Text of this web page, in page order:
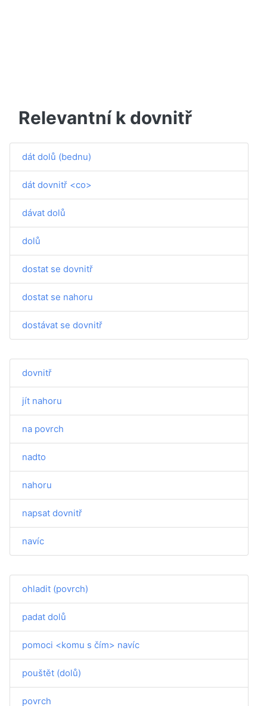
Relevantní k dovnitř
dát dolů (bednu)
dát dovnitř <co>
dávat dolů
dolů
dostat se dovnitř
dostat se nahoru
dostávat se dovnitř
dovnitř
jít nahoru
na povrch
nadto
nahoru
napsat dovnitř
navíc
ohladit (povrch)
padat dolů
pomoci <komu s čím> navíc
pouštět (dolů)
povrch